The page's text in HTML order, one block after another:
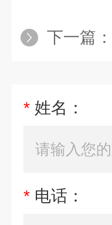
下一篇：
* 姓名：
* 电话：